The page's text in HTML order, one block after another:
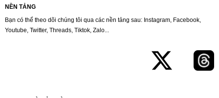
NỀN TẢNG
Bạn có thể theo dõi chúng tôi qua các nền tảng sau: Instagram, Facebook,
Youtube, Twitter, Threads, Tiktok, Zalo...